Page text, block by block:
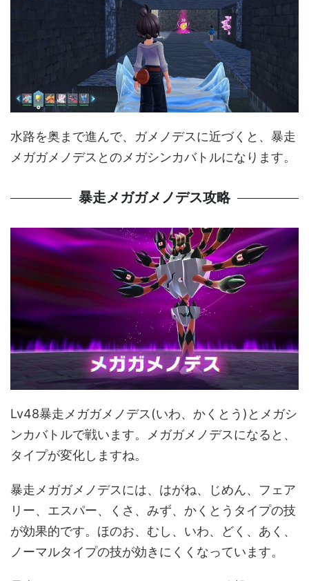
水路を奥まで進んで、ガメノデスに近づくと、暴走
メガガメノデスとのメガシンカバトルになります。
暴走メガガメノデス攻略
Lv48暴走メガガメノデス(いわ、かくとう)とメガシ
ンカバトルで戦います。メガガメノデスになると、
タイプが変化しますね。
暴走メガガメノデスには、はがね、じめん、フェア
リー、エスパー、くさ、みず、かくとうタイプの技
が効果的です。ほのお、むし、いわ、どく、あく、
ノーマルタイプの技が効きにくくなっています。